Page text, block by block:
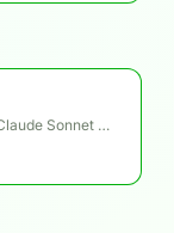
2026年2月17日にリリースされたClaude Sonnet 4.6は、コーディング、コンピュータ利用、長文コンテキスト推論、エージェント計画、ナレッジワーク、デザイン用途向けに強化されたAnthropicのSonnetモデルです。リリース時点で最も高性能なSonnetモデルとして導入され、Opus級の性能をよりコスト効率の高いクラスに近づけたモデルです。